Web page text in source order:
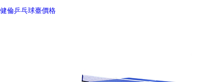
健倫乒乓球臺價格